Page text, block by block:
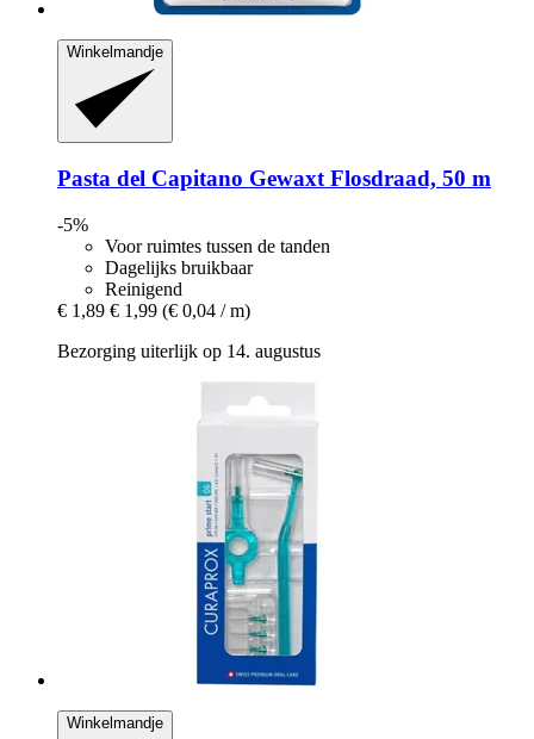
Winkelmandje
Pasta del Capitano Gewaxt Flosdraad, 50 m
-5%
Voor ruimtes tussen de tanden
Dagelijks bruikbaar
Reinigend
€ 1,89 € 1,99 (€ 0,04 / m)
Bezorging uiterlijk op 14. augustus
Winkelmandje